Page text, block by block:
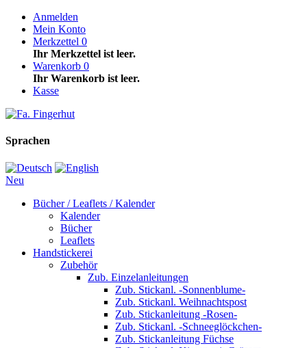
Anmelden
Mein Konto
Merkzettel 0
Ihr Merkzettel ist leer.
Warenkorb 0
Ihr Warenkorb ist leer.
Kasse
Sprachen
Neu
Bücher / Leaflets / Kalender
Kalender
Bücher
Leaflets
Handstickerei
Zubehör
Zub. Einzelanleitungen
Zub. Stickanl. -Sonnenblume-
Zub. Stickanl. Weihnachtspost
Zub. Stickanleitung -Rosen-
Zub. Stickanl. -Schneeglöckchen-
Zub. Stickanleitung Füchse